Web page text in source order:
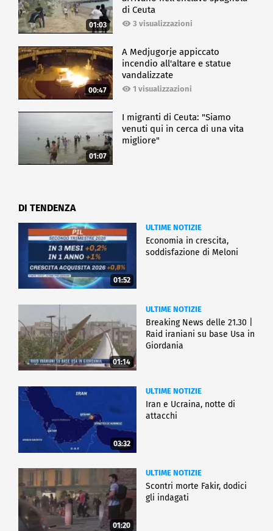
01:03
di Ceuta
3 visualizzazioni
00:47
A Medjugorje appiccato
incendio all'altare e statue
vandalizzate
1 visualizzazioni
01:07
I migranti di Ceuta: "Siamo
venuti qui in cerca di una vita
migliore"
DI TENDENZA
01:52
ULTIME NOTIZIE
Economia in crescita,
soddisfazione di Meloni
01:14
ULTIME NOTIZIE
Breaking News delle 21.30 |
Raid iraniani su base Usa in
Giordania
03:32
ULTIME NOTIZIE
Iran e Ucraina, notte di
attacchi
01:20
ULTIME NOTIZIE
Scontri morte Fakir, dodici
gli indagati